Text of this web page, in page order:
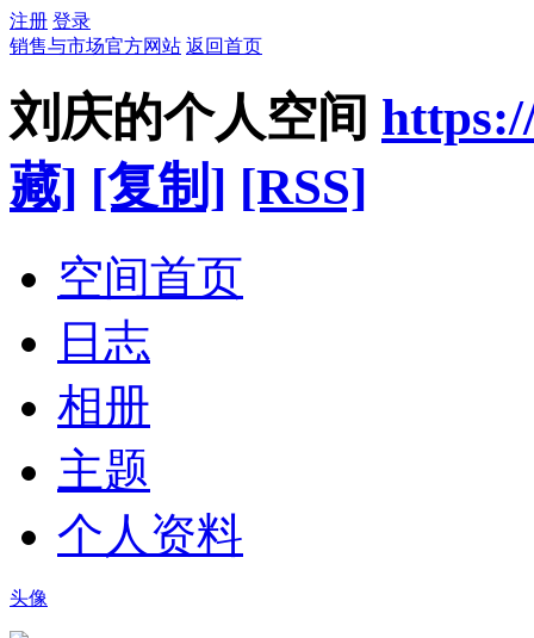
注册 登录
销售与市场官方网站 返回首页
刘庆的个人空间
藏] [复制] [RSS]
空间首页
日志
相册
主题
个人资料
头像